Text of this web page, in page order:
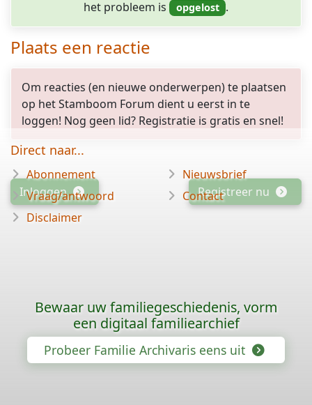
het probleem is
.
Plaats een reactie
Om reacties (en nieuwe onderwerpen) te plaatsen
op het Stamboom Forum dient u eerst in te
loggen! Nog geen lid? Registratie is gratis en snel!
Inloggen Registreer nu
Direct naar...
Abonnement
Vraag/antwoord
Disclaimer
Nieuwsbrief
Contact
Bewaar uw familiegeschiedenis, vorm
een digitaal familiearchief
Probeer Familie Archivaris eens uit